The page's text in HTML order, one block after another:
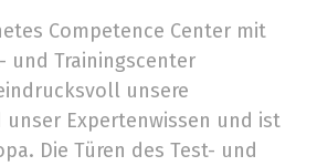
Competence Center mit
und Trainingscenter
unsere
unser Expertenwissen und ist
Die Türen des Test- und